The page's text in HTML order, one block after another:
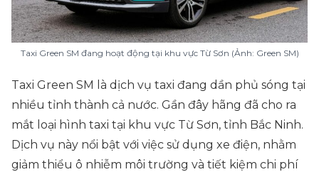
Taxi Green SM đang hoạt động tại khu vực Từ Sơn (Ảnh: Green SM)
Taxi Green SM là dịch vụ taxi đang dần phủ sóng tại
nhiều tỉnh thành cả nước. Gần đây hãng đã cho ra
mắt loại hình taxi tại khu vực Từ Sơn, tỉnh Bắc Ninh.
Dịch vụ này nổi bật với việc sử dụng xe điện, nhằm
giảm thiểu ô nhiễm môi trường và tiết kiệm chi phí